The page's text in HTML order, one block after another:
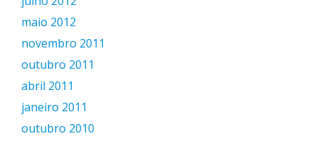
maio 2012
novembro 2011
outubro 2011
abril 2011
janeiro 2011
outubro 2010